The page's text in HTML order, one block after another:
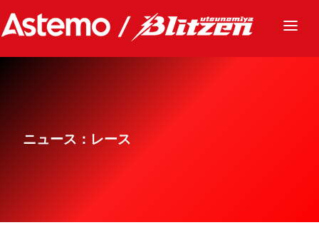
ニュース
グッズ
ニュース：レース